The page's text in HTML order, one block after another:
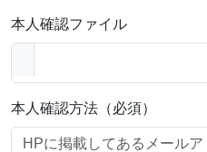
本人確認ファイル
本人確認方法（必須）